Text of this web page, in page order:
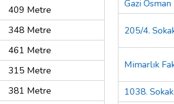
409 Metre
348 Metre
461 Metre
315 Metre
381 Metre
Gazi
205/4.
Mimarlık
1038. Sokak